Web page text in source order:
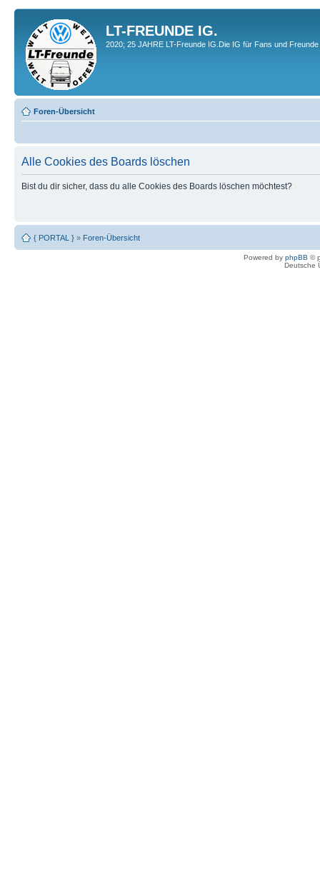
LT-FREUNDE IG.
2020; 25 JAHRE LT-Freunde IG.Die IG für Fans und
Foren-Übersicht
Alle Cookies des Boards löschen
Bist du dir sicher, dass du alle Cookies des Boards löschen möchtest?
{ PORTAL } » Foren-Übersicht
Powered by phpBB ©
Deutsche